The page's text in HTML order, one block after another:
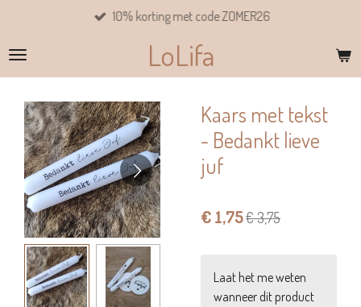
naar
de
LoLifa
10% korting met code ZOMER26
Kaars met tekst
- Bedankt lieve
juf
€ 1,75€ 3,75
Laat het me weten
wanneer dit product